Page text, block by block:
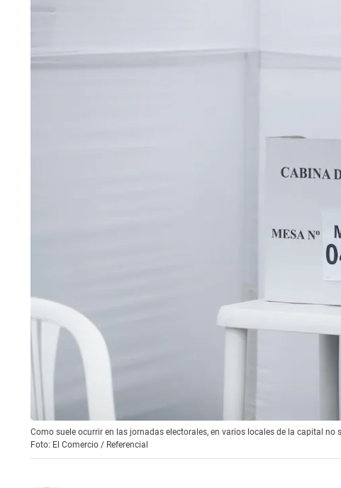
Como suele ocurrir en las jornadas electorales, en varios locales de la capital
Foto: El Comercio / Referencial